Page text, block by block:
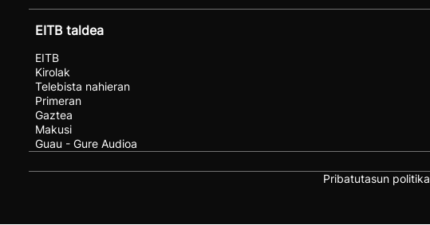
EITB taldea
EITB
Kirolak
Telebista nahieran
Primeran
Gaztea
Makusi
Guau - Gure Audioa
Pribatutasun politika